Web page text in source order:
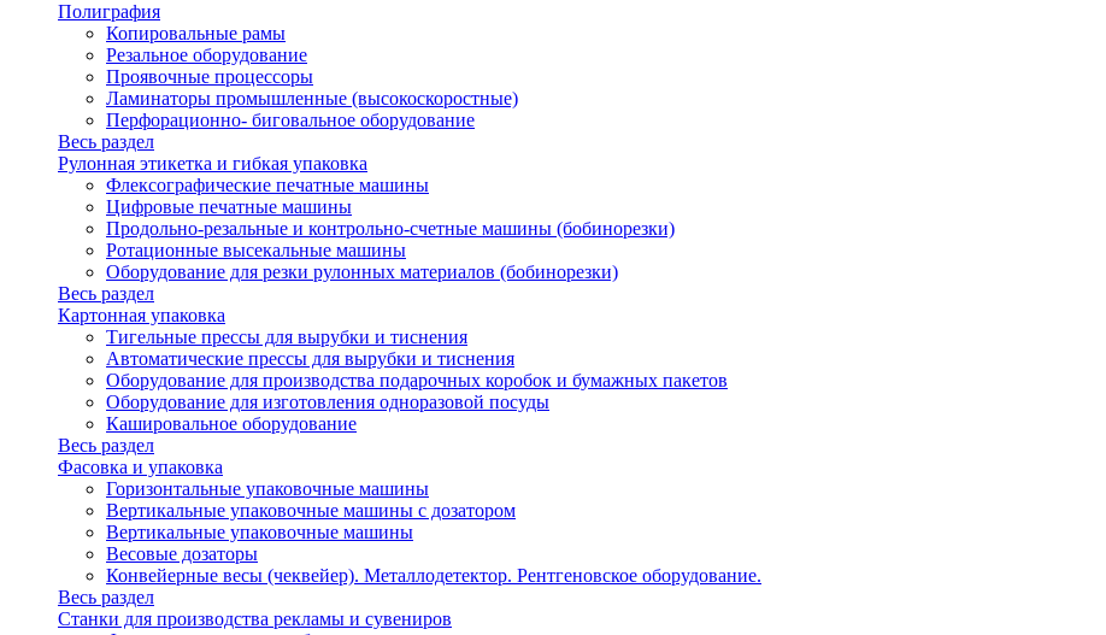
Полиграфия
Копировальные рамы
Резальное оборудование
Проявочные процессоры
Ламинаторы промышленные (высокоскоростные)
Перфорационно- биговальное оборудование
Весь раздел
Рулонная этикетка и гибкая упаковка
Флексографические печатные машины
Цифровые печатные машины
Продольно-резальные и контрольно-счетные машины (бобинорезки)
Ротационные высекальные машины
Оборудование для резки рулонных материалов (бобинорезки)
Весь раздел
Картонная упаковка
Тигельные прессы для вырубки и тиснения
Автоматические прессы для вырубки и тиснения
Оборудование для производства подарочных коробок и бумажных пакетов
Оборудование для изготовления одноразовой посуды
Кашировальное оборудование
Весь раздел
Фасовка и упаковка
Горизонтальные упаковочные машины
Вертикальные упаковочные машины с дозатором
Вертикальные упаковочные машины
Весовые дозаторы
Конвейерные весы (чеквейер). Металлодетектор. Рентгеновское оборудование.
Весь раздел
Станки для производства рекламы и сувениров